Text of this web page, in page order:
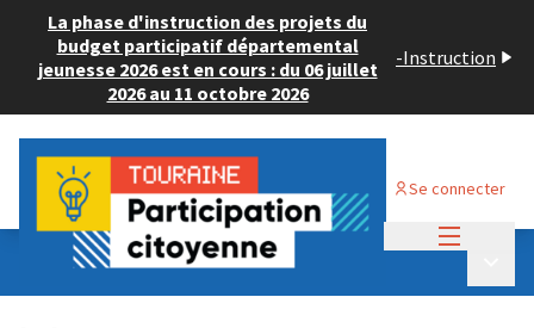
La phase d'instruction des projets du
budget participatif départemental
jeunesse 2026 est en cours : du 06 juillet
2026 au 11 octobre 2026
-Instruction
Se connecter
Budget Participatif ADULTE 2024
💡 Déposer un projet